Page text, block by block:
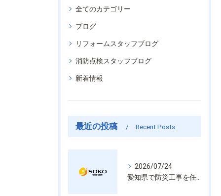
全てのカテゴリー
ブログ
リフォームスタッフブログ
消防点検スタッフブログ
新着情報
最近の投稿 Recent Posts
2026/07/24